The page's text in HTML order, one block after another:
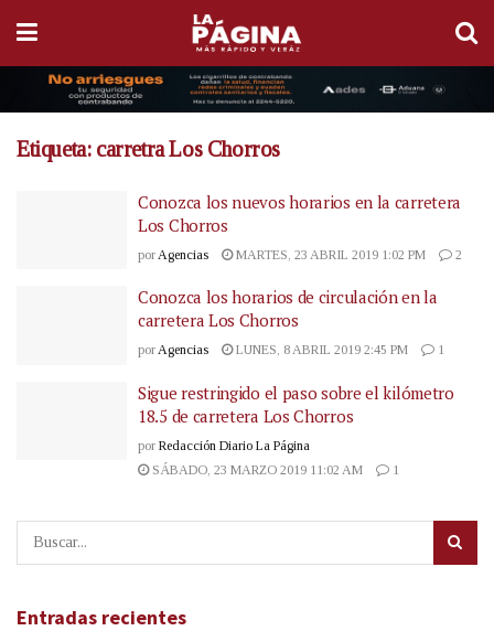
Etiqueta: carretra Los Chorros
Conozca los nuevos horarios en la carretera
Los Chorros
por Agencias MARTES, 23 ABRIL 2019 1:02 PM 2
Conozca los horarios de circulación en la
carretera Los Chorros
porAgencias LUNES, 8 ABRIL 2019 2:45 PM 1
Sigue restringido el paso sobre el kilómetro
18.5 de carretera Los Chorros
por Redacción Diario La Página
SÁBADO, 23 MARZO 2019 11:02 AM
1
Entradas recientes